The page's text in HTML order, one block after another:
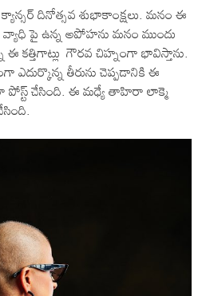
దినోత్సవ శుభాకాంక్షలు. మనం ఈ
పై ఉన్న అపోహను మనం ముందు
కత్తిగాట్లు గౌరవ చిహ్నంగా భావిస్తాను.
ఎదుర్కొన్న తీరును చెప్పడానికి ఈ
చేసింది. ఈ మధ్యే తాహిరా లాక్మె